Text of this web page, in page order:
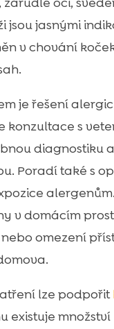
jsou jasnými
v chování
je řešení
konzultace s
diagnostiku
Poradí také s
v domácím
omezení
lze podpořit
existuje